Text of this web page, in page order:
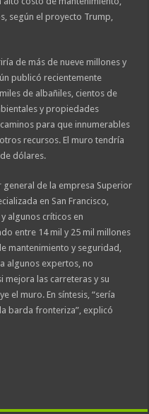
según el proyecto Trump,
de más de nueve millones y
publicó recientemente
de albañiles, cientos de
y propiedades
para que innumerables
recursos. El muro tendría
dólares.
de la empresa Superior
en San Francisco,
algunos críticos en
entre 14 mil y 25 mil millones
mantenimiento y seguridad,
algunos expertos, no
mejora las carreteras y su
el muro. En síntesis, “sería
barda fronteriza”, explicó